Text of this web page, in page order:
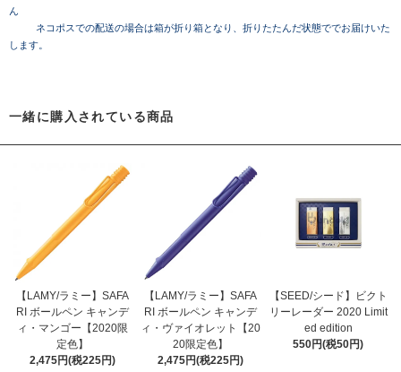
ん
ネコポスでの配送の場合は箱が折り箱となり、折りたたんだ状態ででお届けいた
します。
一緒に購入されている商品
【LAMY/ラミー】SAFA
RI ボールペン キャンデ
ィ・マンゴー【2020限
定色】
2,475円(税225円)
【LAMY/ラミー】SAFA
RI ボールペン キャンデ
ィ・ヴァイオレット【20
20限定色】
2,475円(税225円)
【SEED/シード】ビクト
リーレーダー 2020 Limit
ed edition
550円(税50円)